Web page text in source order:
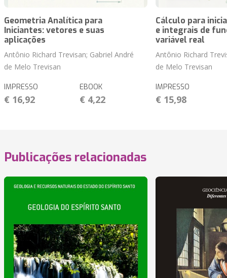
Geometria Analítica para
Iniciantes: vetores e suas
aplicações
Antônio Richard Trevisan; Gabriel André
de Melo Trevisan
IMPRESSO
€ 16,92
EBOOK
€ 4,22
Cálculo para
e integrais de
variável real
Antônio Richard
de Melo Trevisan
IMPRESSO
€ 15,98
Publicações relacionadas